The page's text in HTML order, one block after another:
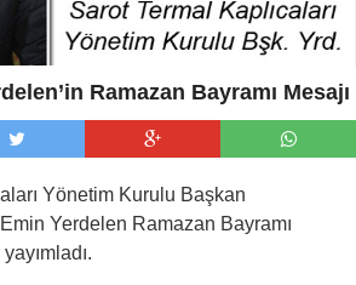
Ramazan Bayramı Mesajı
Yönetim Kurulu Başkan
Emin Yerdelen Ramazan Bayramı